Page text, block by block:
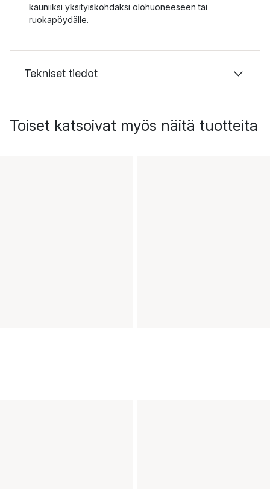
kauniiksi yksityiskohdaksi olohuoneeseen tai
ruokapöydälle.
Tekniset tiedot
Toiset katsoivat myös näitä tuotteita